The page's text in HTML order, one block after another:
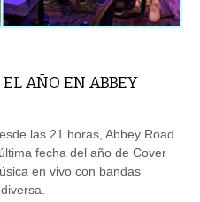
AÑO EN ABBEY
las 21 horas, Abbey Road
fecha del año de Cover
en vivo con bandas